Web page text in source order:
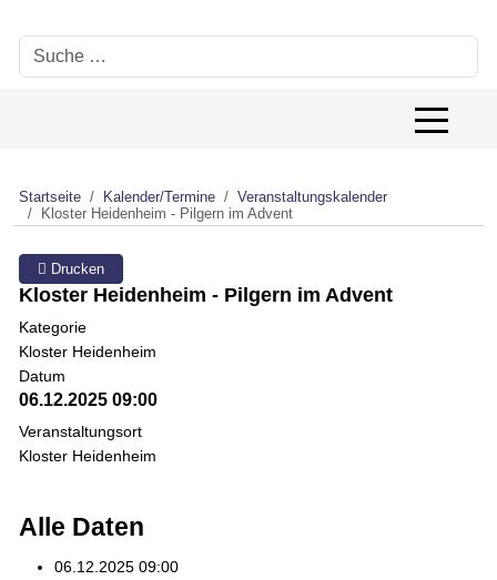
Suchen
Off-
Startseite Kalender/Termine
Veranstaltungskalender
Kloster Heidenheim - Pilgern im Advent
Drucken
Kloster Heidenheim - Pilgern im Advent
Kategorie
Kloster Heidenheim
Datum
06.12.2025 09:00
Veranstaltungsort
Kloster Heidenheim
Alle Daten
06.12.2025 09:00